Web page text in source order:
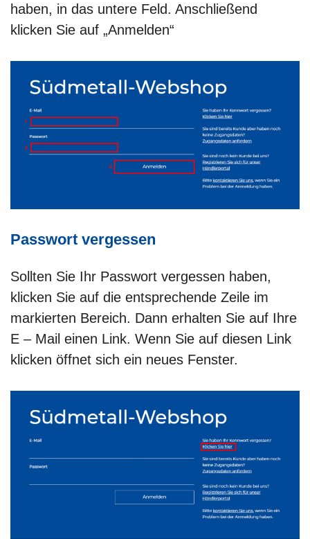
haben, in das untere Feld. Anschließend
klicken Sie auf „Anmelden“
Passwort vergessen
Sollten Sie Ihr Passwort vergessen haben,
klicken Sie auf die entsprechende Zeile im
markierten Bereich. Dann erhalten Sie auf Ihre
E – Mail einen Link. Wenn Sie auf diesen Link
klicken öffnet sich ein neues Fenster.